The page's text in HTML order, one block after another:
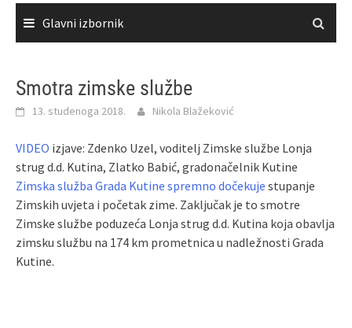
Glavni izbornik
Smotra zimske službe
13. studenoga 2018. Nikola Blažeković
VIDEO izjave: Zdenko Uzel, voditelj Zimske službe Lonja
strug d.d. Kutina, Zlatko Babić, gradonačelnik Kutine
Zimska služba Grada Kutine spremno dočekuje stupanje
Zimskih uvjeta i početak zime. Zaključak je to smotre
Zimske službe poduzeća Lonja strug d.d. Kutina koja obavlja
zimsku službu na 174 km prometnica u nadležnosti Grada
Kutine.